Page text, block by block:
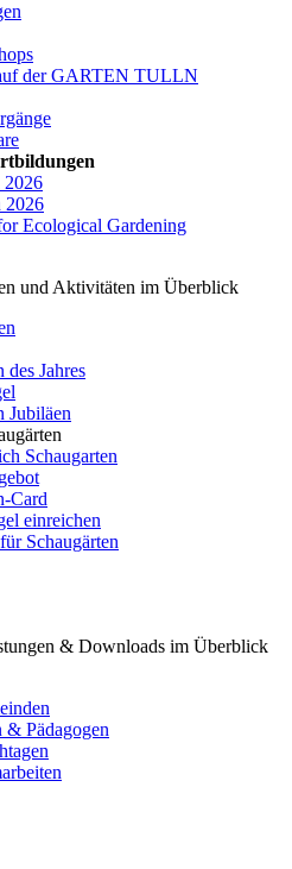
der GARTEN TULLN
2026
Ecological Gardening
und Aktivitäten im Überblick
des Jahres
Jubiläen
Schaugarten
Card
einreichen
Schaugärten
& Downloads im Überblick
& Pädagogen